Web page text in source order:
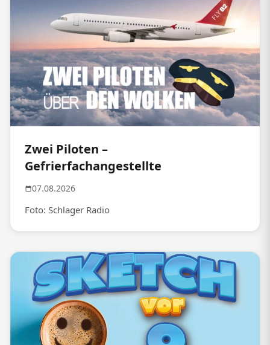
Zwei Piloten –
Gefrierfachangestellte
07.08.2026
Foto: Schlager Radio